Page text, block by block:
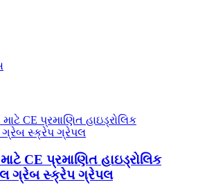
CE પ્રમાણિત હાઇડ્રોલિક
ગ્રેબ સ્ક્રેપ ગ્રેપલ